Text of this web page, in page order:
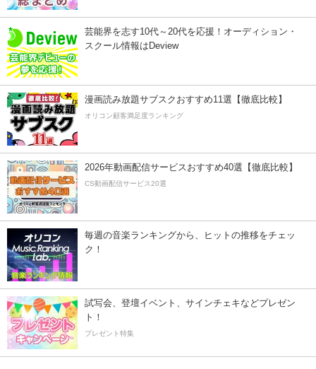
芸能界を志す10代～20代を応援！オーディション・
スクール情報はDeview
漫画読み放題サブスクおすすめ11選【徹底比較】
オリコン顧客満足度ランキング
2026年動画配信サービスおすすめ40選【徹底比較】
CS動画配信サービス20選
毎週の音楽ランキングから、ヒットの推移をチェッ
ク！
試写会、登壇イベント、サインチェキなどプレゼン
ト！
プレゼント特集